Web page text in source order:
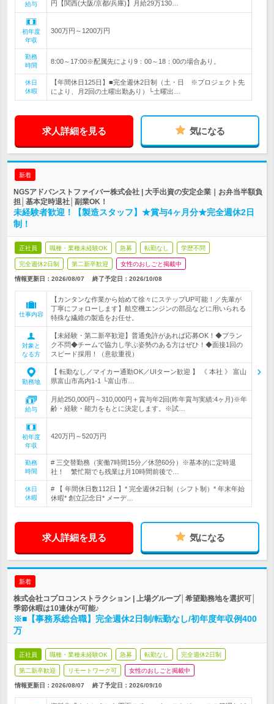
給与
円【関西(大阪/京都/兵庫)】月給29万130…
初年度
年収
300万円～1200万円
勤務
時間
8:00～17:00※配属先により9：00～18：00の場合あり。
休日
休暇
【年間休日125日】■完全週休2日制（土・日 ※プロジェクト先
により、月2回の土曜出勤あり）└土曜出…
求人詳細を見る 気になる
新着
NGSアドバンストファイバー株式会社 | 大手出資の安定企業｜お弁当半額負
担│基本定時退社│副業OK！
未経験者歓迎！【製造スタッフ】★賞与4ヶ月分★完全週休2日
制！
正社員 職種・業種未経験OK 急募 転勤なし 学歴不問
完全週休2日制 第二新卒歓迎 女性のおしごと掲載中
情報更新日：2026/08/07 終了予定日： 2026/10/08
仕事内容
【カンタンな作業から始めて徐々にステップUP可能！／先輩が
丁寧にフォローします】航空機エンジンの部品などに用いられる
特殊な繊維の製造をお任せ。
対象と
なる方
【未経験・第二新卒歓迎】普通免許があれば応募OK！◆ブラン
ク不問◆チームで協力し学ぶ姿勢のある方はぜひ！◆面接1回の
スピード採用！（意欲重視）
勤務地
【 転勤なし／マイカー通勤OK／UIターン歓迎 】 《 本社 》 富山
県富山市高内1-1 └富山市…
給与
月給250,000円～310,000円＋賞与年2回(昨年賞与実績:4ヶ月)※年
齢・経験・能力をもとに決定します。※試…
初年度
年収
420万円～520万円
勤務
時間
# 三交替勤務（実働7時間15分／休憩60分）※基本的に定時退
社！ 繁忙期でも残業は月10時間前後で…
休日
休暇
# 【 年間休日数112日 】* 完全週休2日制（シフト制）* 年末年始
休暇* 創立記念日* メーデ…
求人詳細を見る 気になる
新着
株式会社コプロコンストラクション | 上場グループ│希望勤務地を選択可│
季節休暇は10連休が可能♪
※■【事務系総合職】完全週休2日制/転勤なし/初年度年収例400
万
正社員 職種・業種未経験OK 急募 転勤なし 完全週休2日制
第二新卒歓迎 リモートワーク可 女性のおしごと掲載中
情報更新日：2026/08/07 終了予定日： 2026/09/10